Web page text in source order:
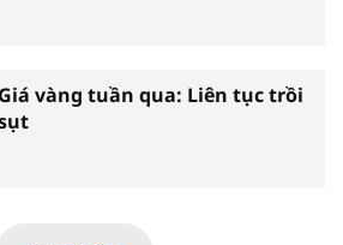
Giá vàng tuần qua: Liên tục trồi